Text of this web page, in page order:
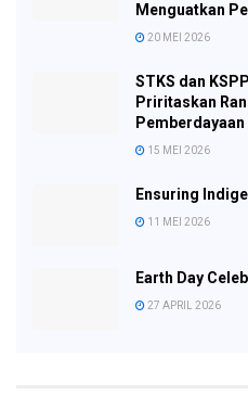
Menguatkan
20 MEI 2026
STKS dan
Priritaskan
15 MEI 2026
Ensuring
11 MEI 2026
Earth Day
27 APRIL 2026